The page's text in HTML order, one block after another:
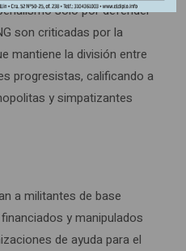
sólo por defender
son criticadas por la
mantiene la división entre
progresistas, calificando a
y simpatizantes
a militantes de base
y manipulados
de ayuda para el